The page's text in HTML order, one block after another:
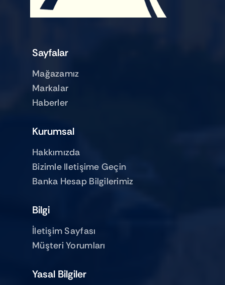
Sayfalar
Mağazamız
Markalar
Haberler
Kurumsal
Hakkımızda
Bizimle Iletişime Geçin
Banka Hesap Bilgilerimiz
Bilgi
İletişim Sayfası
Müşteri Yorumları
Yasal Bilgiler